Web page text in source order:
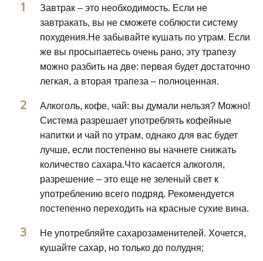
Завтрак – это необходимость. Если не
завтракать, вы не сможете соблюсти систему
похудения.Не забывайте кушать по утрам. Если
же вы просыпаетесь очень рано, эту трапезу
можно разбить на две: первая будет достаточно
легкая, а вторая трапеза – полноценная.
Алкоголь, кофе, чай: вы думали нельзя? Можно!
Система разрешает употреблять кофейные
напитки и чай по утрам, однако для вас будет
лучше, если постепенно вы начнете снижать
количество сахара.Что касается алкоголя,
разрешение – это еще не зеленый свет к
употреблению всего подряд. Рекомендуется
постепенно переходить на красные сухие вина.
Не употребляйте сахарозаменителей. Хочется,
кушайте сахар, но только до полудня;